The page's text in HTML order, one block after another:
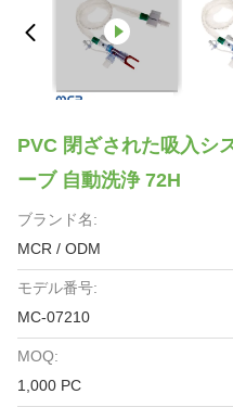
PVC 閉ざされた吸入シ
ーブ 自動洗浄 72H
ブランド名:
MCR / ODM
モデル番号:
MC-07210
MOQ:
1,000 PC